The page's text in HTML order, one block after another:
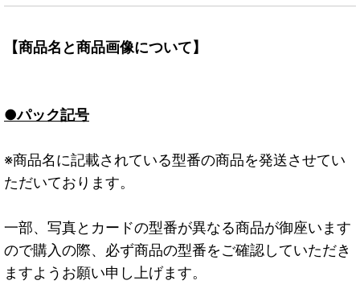
【商品名と商品画像について】
●パック記号
※商品名に記載されている型番の商品を発送させてい
ただいております。
一部、写真とカードの型番が異なる商品が御座います
ので購入の際、必ず商品の型番をご確認していただき
ますようお願い申し上げます。